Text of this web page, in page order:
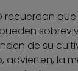
recuerdan
de su
advierten, la